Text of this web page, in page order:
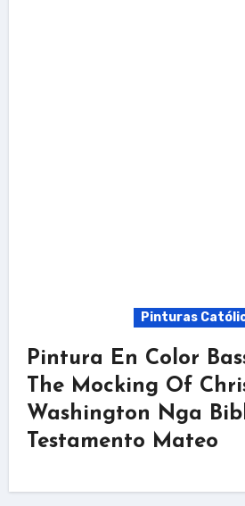
Pinturas
Pintura En Color
The Mocking Of
Washington Nga
Testamento Mateo